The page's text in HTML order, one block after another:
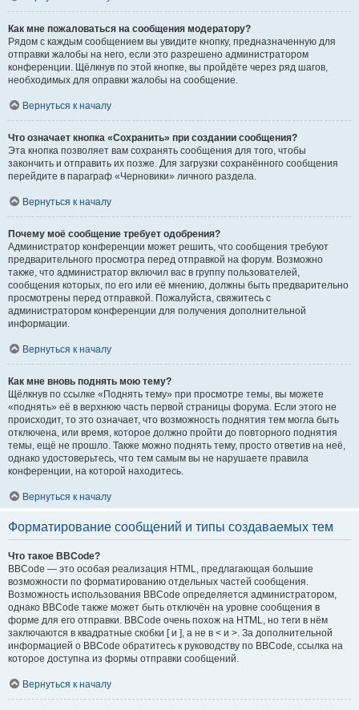
Как мне пожаловаться на сообщения модератору?
Рядом с каждым сообщением вы увидите кнопку, предназначенную для
отправки жалобы на него, если это разрешено администратором
конференции. Щёлкнув по этой кнопке, вы пройдёте через ряд шагов,
необходимых для оправки жалобы на сообщение.
Вернуться к началу
Что означает кнопка «Сохранить» при создании сообщения?
Эта кнопка позволяет вам сохранять сообщения для того, чтобы
закончить и отправить их позже. Для загрузки сохранённого сообщения
перейдите в параграф «Черновики» личного раздела.
Вернуться к началу
Почему моё сообщение требует одобрения?
Администратор конференции может решить, что сообщения требуют
предварительного просмотра перед отправкой на форум. Возможно
также, что администратор включил вас в группу пользователей,
сообщения которых, по его или её мнению, должны быть предварительно
просмотрены перед отправкой. Пожалуйста, свяжитесь с
администратором конференции для получения дополнительной
информации.
Вернуться к началу
Как мне вновь поднять мою тему?
Щёлкнув по ссылке «Поднять тему» при просмотре темы, вы можете
«поднять» её в верхнюю часть первой страницы форума. Если этого не
происходит, то это означает, что возможность поднятия тем могла быть
отключена, или время, которое должно пройти до повторного поднятия
темы, ещё не прошло. Также можно поднять тему, просто ответив на неё,
однако удостоверьтесь, что тем самым вы не нарушаете правила
конференции, на которой находитесь.
Вернуться к началу
Форматирование сообщений и типы создаваемых тем
Что такое BBCode?
BBCode — это особая реализация HTML, предлагающая большие
возможности по форматированию отдельных частей сообщения.
Возможность использования BBCode определяется администратором,
однако BBCode также может быть отключён на уровне сообщения в
форме для его отправки. BBCode очень похож на HTML, но теги в нём
заключаются в квадратные скобки [ и ], а не в < и >. За дополнительной
информацией о BBCode обратитесь к руководству по BBCode, ссылка на
которое доступна из формы отправки сообщений.
Вернуться к началу